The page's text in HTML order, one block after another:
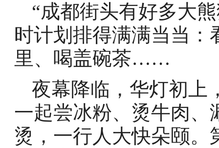
“成都街头有好多大
时计划排得满满当当
里、喝盖碗茶……
夜幕降临，华灯初上
一起尝冰粉、烫牛肉、
烫，一行人大快朵颐。